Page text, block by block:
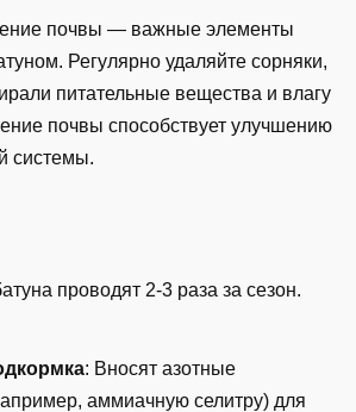
почвы — важные элементы
Регулярно удаляйте сорняки,
питательные вещества и влагу
почвы способствует улучшению
системы.
проводят 2-3 раза за сезон.
: Вносят азотные
аммиачную селитру) для